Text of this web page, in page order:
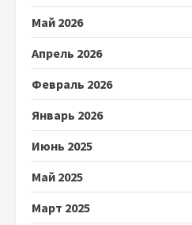
Май 2026
Апрель 2026
Февраль 2026
Январь 2026
Июнь 2025
Май 2025
Март 2025